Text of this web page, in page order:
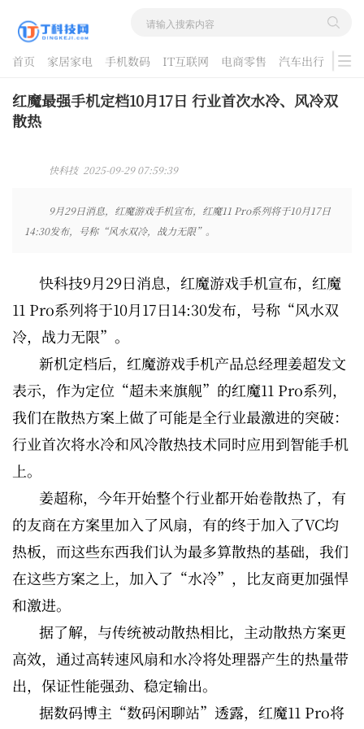
首页 家居家电 手机数码 IT互联网 电商零售 汽车出行
游戏
酷品评测
红魔最强手机定档10月17日 行业首次水冷、风冷双
散热
快科技 2025-09-29 07:59:39
9月29日消息，红魔游戏手机宣布，红魔11 Pro系列将于10月17日
14:30发布，号称“风水双冷，战力无限”。
快科技9月29日消息，红魔游戏手机宣布，红魔
11 Pro系列将于10月17日14:30发布，号称“风水双
冷，战力无限”。
新机定档后，红魔游戏手机产品总经理姜超发文
表示，作为定位“超未来旗舰”的红魔11 Pro系列，
我们在散热方案上做了可能是全行业最激进的突破：
行业首次将水冷和风冷散热技术同时应用到智能手机
上。
姜超称，今年开始整个行业都开始卷散热了，有
的友商在方案里加入了风扇，有的终于加入了VC均
热板，而这些东西我们认为最多算散热的基础，我们
在这些方案之上，加入了“水冷”，比友商更加强悍
和激进。
据了解，与传统被动散热相比，主动散热方案更
高效，通过高转速风扇和水冷将处理器产生的热量带
出，保证性能强劲、稳定输出。
据数码博主“数码闲聊站”透露，红魔11 Pro将